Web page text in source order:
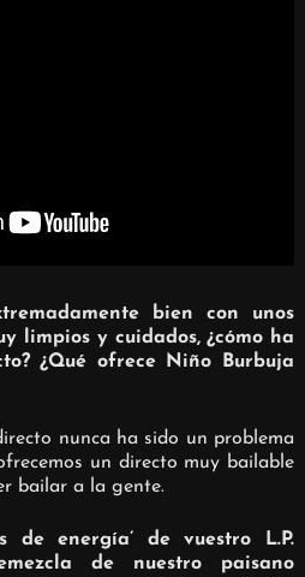
bien con unos
limpios y cuidados, ¿cómo ha
¿Qué ofrece Niño Burbuja
nunca ha sido un problema
un directo muy bailable
bailar a la gente.
de energía’ de vuestro L.P.
de nuestro paisano